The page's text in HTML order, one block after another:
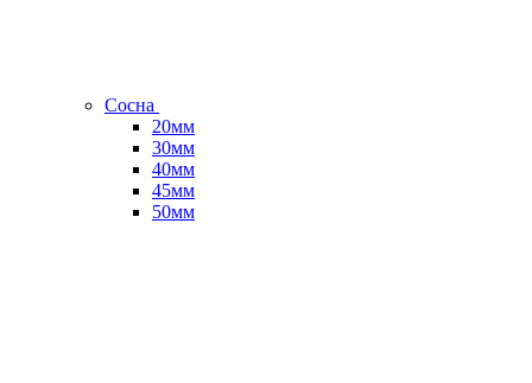
Сосна
20мм
30мм
40мм
45мм
50мм